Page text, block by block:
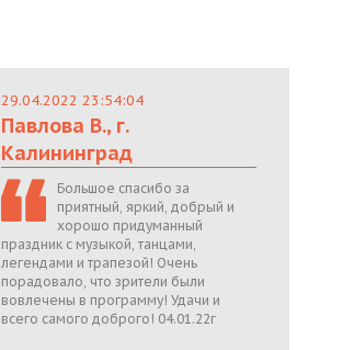
29.04.2022 23:54:04
Павлова В., г.
Калининград
Большое спасибо за
приятный, яркий, добрый и
хорошо придуманный
праздник с музыкой, танцами,
легендами и трапезой! Очень
порадовало, что зрители были
вовлечены в программу! Удачи и
всего самого доброго! 04.01.22г